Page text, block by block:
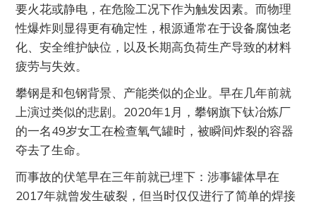
要火花或静电，在危险工况下作为触发因素。而物理
性爆炸则显得更有确定性，根源通常在于设备腐蚀老
化、安全维护缺位，以及长期高负荷生产导致的材料
疲劳与失效。
攀钢是和包钢背景、产能类似的企业。早在几年前就
上演过类似的悲剧。2020年1月，攀钢旗下钛冶炼厂
的一名49岁女工在检查氧气罐时，被瞬间炸裂的容器
夺去了生命。
而事故的伏笔早在三年前就已埋下：涉事罐体早在
2017年就曾发生破裂，但当时仅仅进行了简单的焊接